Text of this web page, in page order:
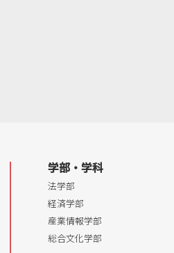
学部・学科
法学部
経済学部
産業情報学部
総合文化学部